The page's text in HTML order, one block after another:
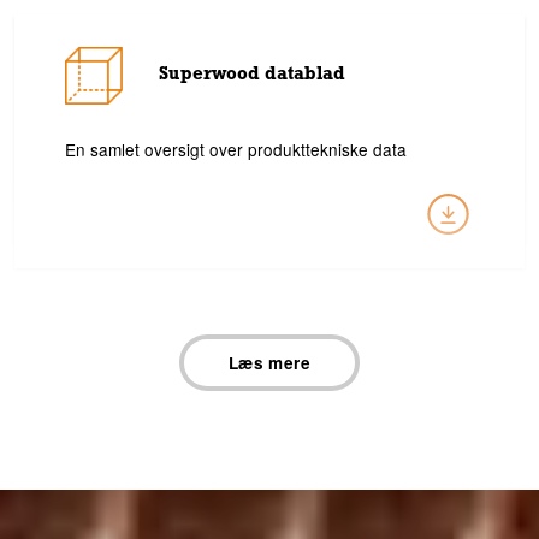
Superwood datablad
En samlet oversigt over produkttekniske data
SW02 TGU - Udbudsbeskrivelse
Læs mere